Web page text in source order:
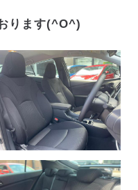
ります(^O^)